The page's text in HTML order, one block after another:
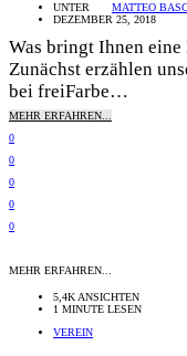
UNTER
MATTEO
DEZEMBER 25, 2018
Was bringt Ihnen
Zunächst erzählen
bei freiFarbe…
MEHR ERFAHREN...
0
0
0
0
0
MEHR ERFAHREN...
5,4K ANSICHTEN
1 MINUTE LESEN
VEREIN